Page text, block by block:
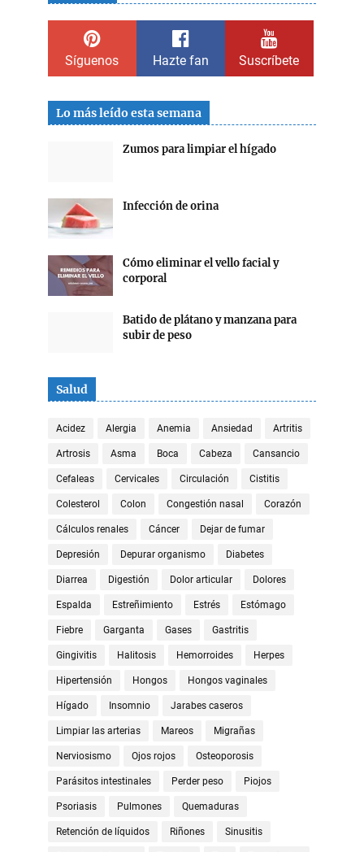
Síguenos Hazte fan Suscríbete
Lo más leído esta semana
Zumos para limpiar el hígado
Infección de orina
Cómo eliminar el vello facial y
corporal
Batido de plátano y manzana para
subir de peso
Salud
Acidez Alergia Anemia Ansiedad Artritis
Artrosis Asma Boca Cabeza Cansancio
Cefaleas Cervicales Circulación Cistitis
Colesterol Colon Congestión nasal Corazón
Cálculos renales Cáncer Dejar de fumar
Depresión Depurar organismo Diabetes
Diarrea Digestión Dolor articular Dolores
Espalda Estreñimiento Estrés Estómago
Fiebre Garganta Gases Gastritis
Gingivitis Halitosis Hemorroides Herpes
Hipertensión Hongos Hongos vaginales
Hígado Insomnio Jarabes caseros
Limpiar las arterias Mareos Migrañas
Nerviosismo Ojos rojos Osteoporosis
Parásitos intestinales Perder peso Piojos
Psoriasis Pulmones Quemaduras
Retención de líquidos Riñones Sinusitis